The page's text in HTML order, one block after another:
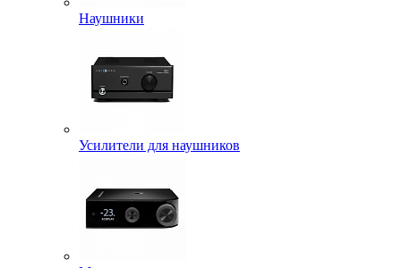
Наушники
Усилители для наушников